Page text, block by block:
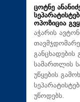
ცოტნე
ოპოზიცია
აჭარის
სამართლის
უწყების
უწოდებს.